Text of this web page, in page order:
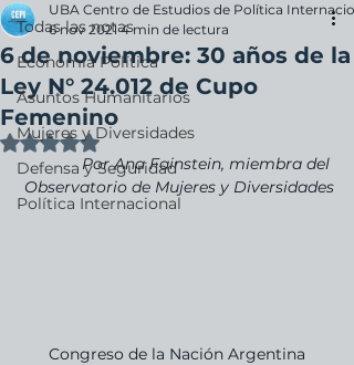
Todas las notas
Economía Política
Asuntos Humanitarios
Mujeres y Diversidades
Defensa y Seguridad
Política Internacional
6 de noviembre: 30 años de la
Ley N° 24.012 de Cupo
Femenino
UBA Centro de Estudios de Política
6 nov 2021 4 min de lectura
Obtuvo NaN de 5 estrellas.
Por Ana Fainstein, miembra del
Observatorio de Mujeres y Diversidades
Congreso de la Nación Argentina